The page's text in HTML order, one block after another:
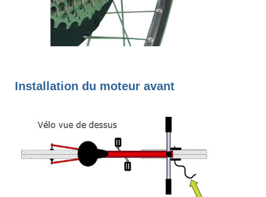
Installation du moteur avant